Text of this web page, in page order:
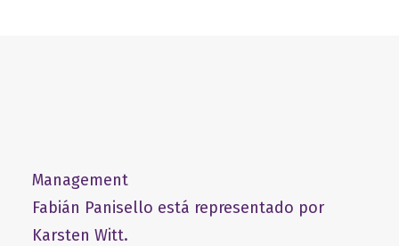
Management
Fabián Panisello está representado por
Karsten Witt.